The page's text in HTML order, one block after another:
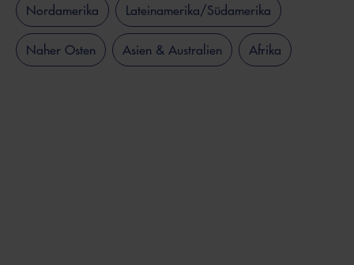
Nordamerika Lateinamerika/Südamerika
Naher Osten Asien & Australien Afrika